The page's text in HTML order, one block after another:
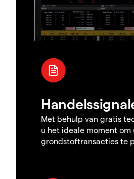
Met behulp van gratis
u het ideale moment om
grondstoftransacties te